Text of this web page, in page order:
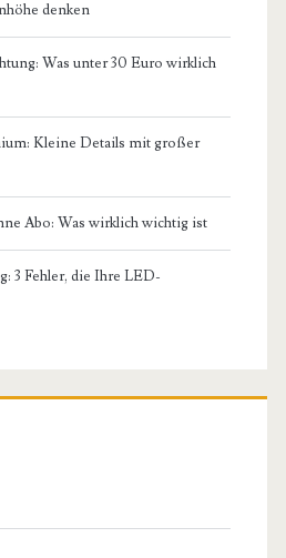
denken
Was unter 30 Euro wirklich
Kleine Details mit großer
Abo: Was wirklich wichtig ist
3 Fehler, die Ihre LED-